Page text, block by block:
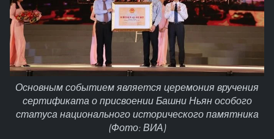
Основным событием является церемония вручения
сертификата о присвоении Башни Ньян особого
статуса национального исторического памятника
(Фото: ВИА)